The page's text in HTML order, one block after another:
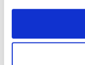
momento dalla
sull'icona di
Con il tuo
raccogliere
einzigartige und
Geschmack
Unsere Auswahl